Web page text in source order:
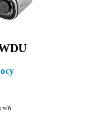
ч/б